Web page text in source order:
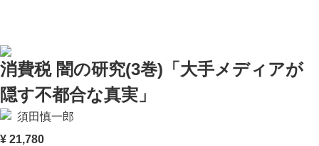
消費税 闇の研究(3巻)「大手メディアが
隠す不都合な真実」
須田慎一郎
¥ 21,780